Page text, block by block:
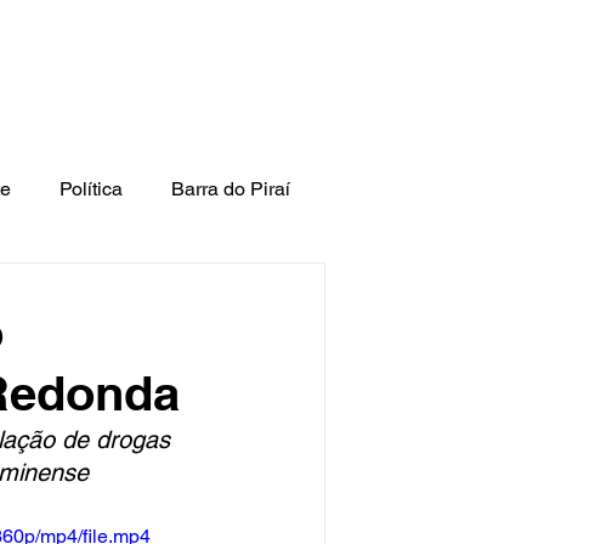
Política Barra do Piraí
de drogas
mp4/file.mp4